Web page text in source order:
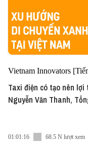
Vietnam Innovators
Taxi điện có tạo nên
Nguyễn Văn Thanh,
01:01:16 68.5 N lượt xem